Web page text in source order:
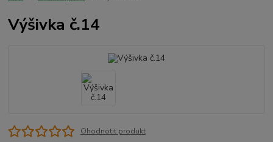
Výšivka č.14
Ohodnotit produkt